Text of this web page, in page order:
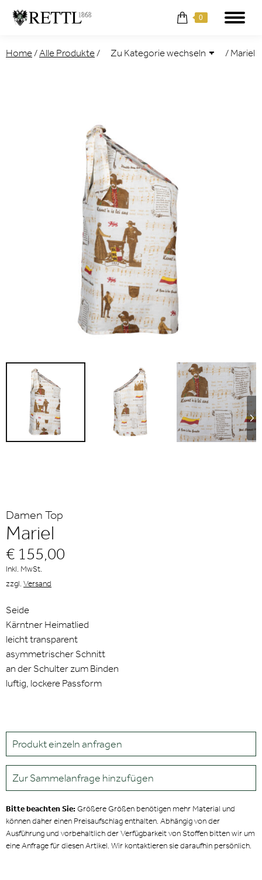
0
Home / Alle Produkte / / Mariel
Damen Top
Mariel
€ 155,00
Inkl. MwSt.
zzgl. Versand
Seide
Kärntner Heimatlied
leicht transparent
asymmetrischer Schnitt
an der Schulter zum Binden
luftig, lockere Passform
Produkt einzeln anfragen
Zur Sammelanfrage hinzufügen
Bitte beachten Sie:Größere Größen benötigen mehr Material und
können daher einen Preisaufschlag enthalten. Abhängig von der
Ausführung und vorbehaltlich der Verfügbarkeit von Stoffen bitten wir um
eine Anfrage für diesen Artikel. Wir kontaktieren sie daraufhin persönlich.